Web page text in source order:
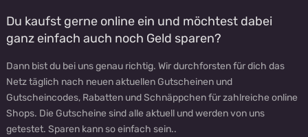
Du kaufst gerne online ein und möchtest dabei
ganz einfach auch noch Geld sparen?
Dann bist du bei uns genau richtig. Wir durchforsten für dich das
Netz täglich nach neuen aktuellen Gutscheinen und
Gutscheincodes, Rabatten und Schnäppchen für zahlreiche online
Shops. Die Gutscheine sind alle aktuell und werden von uns
getestet. Sparen kann so einfach sein..